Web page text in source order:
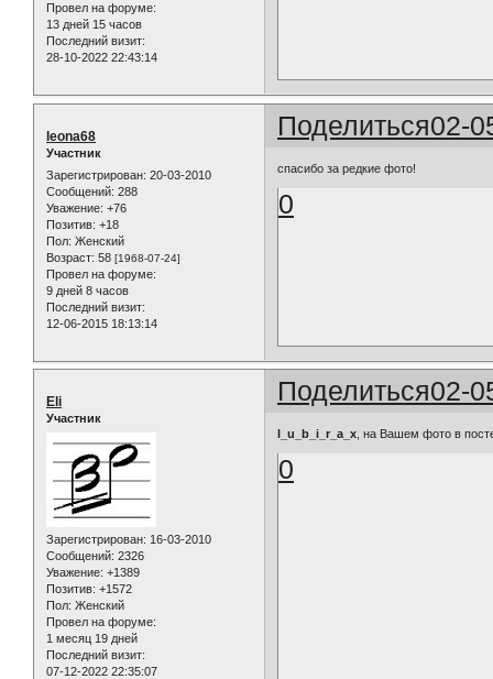
Провел на форуме:
13 дней 15 часов
Последний визит:
28-10-2022 22:43:14
Поделиться02-
leona68
Участник
Зарегистрирован: 20-03-2010
Сообщений: 288
Уважение: +76
Позитив: +18
Пол: Женский
Возраст: 58 [1968-07-24]
Провел на форуме:
9 дней 8 часов
Последний визит:
12-06-2015 18:13:14
спасибо за редкие фото!
0
Поделиться02-
Eli
Участник
Зарегистрирован: 16-03-2010
Сообщений: 2326
Уважение: +1389
Позитив: +1572
Пол: Женский
Провел на форуме:
1 месяц 19 дней
Последний визит:
07-12-2022 22:35:07
l_u_b_i_r_a_x , на Вашем фото в
0